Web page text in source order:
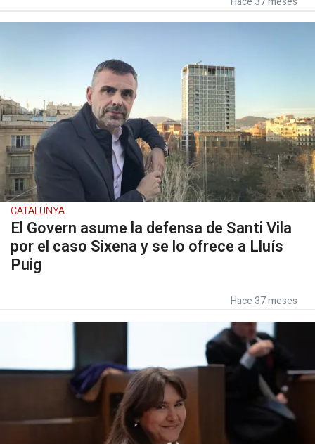
CATALUNYA
El Govern asume la defensa de Santi Vila
por el caso Sixena y se lo ofrece a Lluís
Puig
Hace 37 meses